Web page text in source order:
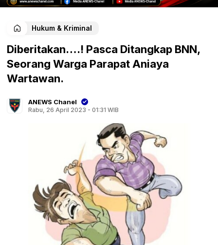
Hukum & Kriminal
Diberitakan….! Pasca Ditangkap BNN,
Seorang Warga Parapat Aniaya
Wartawan.
ANEWS Chanel
Rabu, 26 April 2023 - 01:31 WIB